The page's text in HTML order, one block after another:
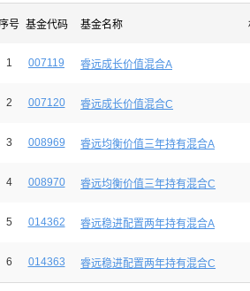
号 基金代码 基金名称
1 007119 睿远成长价值混合A
2 007120 睿远成长价值混合C
3 008969 睿远均衡价值三年持有混合A
4 008970 睿远均衡价值三年持有混合C
5 014362 睿远稳进配置两年持有混合A
6 014363 睿远稳进配置两年持有混合C